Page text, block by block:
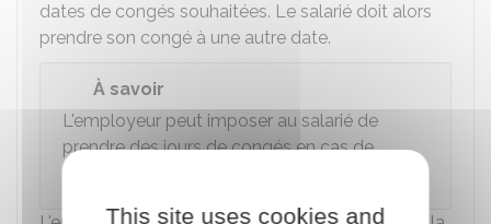
dates de congés souhaitées. Le salarié doit alors
prendre son congé à une autre date.
À savoir
L'employeur peut imposer au salarié de
prendre des jours de congés en cas de
fermeture temporaire de l'entreprise
This site uses cookies and